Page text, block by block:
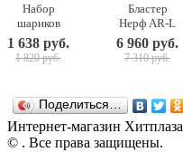
Набор
шариков
Nerf Rival,
25 штук
1 638 руб.
1 820 руб.
Бластер
Нерф AR-L
Фортнайт
Скар Nerf
Fortnite
Hasbro
6 960 руб.
7 310 руб.
Поделиться…
Интернет-магазин Хитплаза
© . Все права защищены.